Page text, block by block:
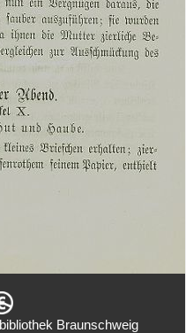
Braunschweig